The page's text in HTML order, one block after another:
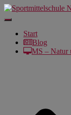
Navigation
umschalten
Start
Blog
MS – Natur